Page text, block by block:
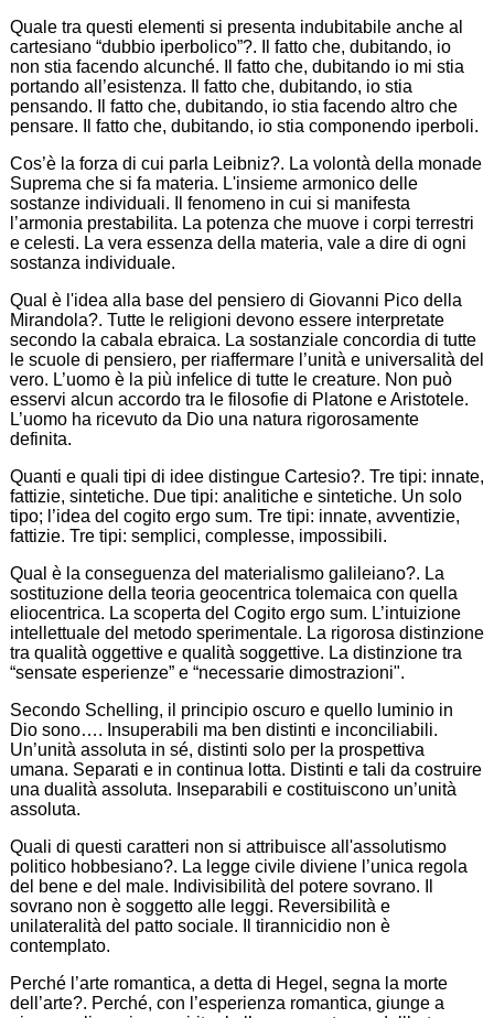
Quale tra questi elementi si presenta indubitabile anche al
cartesiano “dubbio iperbolico”?. Il fatto che, dubitando, io
non stia facendo alcunché. Il fatto che, dubitando io mi stia
portando all’esistenza. Il fatto che, dubitando, io stia
pensando. Il fatto che, dubitando, io stia facendo altro che
pensare. Il fatto che, dubitando, io stia componendo iperboli.
Cos’è la forza di cui parla Leibniz?. La volontà della monade
Suprema che si fa materia. L'insieme armonico delle
sostanze individuali. Il fenomeno in cui si manifesta
l’armonia prestabilita. La potenza che muove i corpi terrestri
e celesti. La vera essenza della materia, vale a dire di ogni
sostanza individuale.
Qual è l'idea alla base del pensiero di Giovanni Pico della
Mirandola?. Tutte le religioni devono essere interpretate
secondo la cabala ebraica. La sostanziale concordia di tutte
le scuole di pensiero, per riaffermare l’unità e universalità del
vero. L’uomo è la più infelice di tutte le creature. Non può
esservi alcun accordo tra le filosofie di Platone e Aristotele.
L’uomo ha ricevuto da Dio una natura rigorosamente
definita.
Quanti e quali tipi di idee distingue Cartesio?. Tre tipi: innate,
fattizie, sintetiche. Due tipi: analitiche e sintetiche. Un solo
tipo; l’idea del cogito ergo sum. Tre tipi: innate, avventizie,
fattizie. Tre tipi: semplici, complesse, impossibili.
Qual è la conseguenza del materialismo galileiano?. La
sostituzione della teoria geocentrica tolemaica con quella
eliocentrica. La scoperta del Cogito ergo sum. L’intuizione
intellettuale del metodo sperimentale. La rigorosa distinzione
tra qualità oggettive e qualità soggettive. La distinzione tra
“sensate esperienze” e “necessarie dimostrazioni".
Secondo Schelling, il principio oscuro e quello luminio in
Dio sono…. Insuperabili ma ben distinti e inconciliabili.
Un’unità assoluta in sé, distinti solo per la prospettiva
umana. Separati e in continua lotta. Distinti e tali da costruire
una dualità assoluta. Inseparabili e costituiscono un’unità
assoluta.
Quali di questi caratteri non si attribuisce all'assolutismo
politico hobbesiano?. La legge civile diviene l’unica regola
del bene e del male. Indivisibilità del potere sovrano. Il
sovrano non è soggetto alle leggi. Reversibilità e
unilateralità del patto sociale. Il tirannicidio non è
contemplato.
Perché l’arte romantica, a detta di Hegel, segna la morte
dell’arte?. Perché, con l’esperienza romantica, giunge a